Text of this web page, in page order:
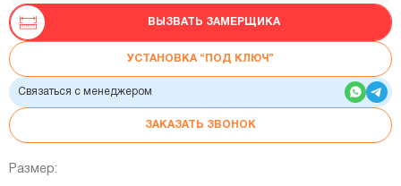
ВЫЗВАТЬ ЗАМЕРЩИКА
УСТАНОВКА “ПОД КЛЮЧ”
Связаться с менеджером
ЗАКАЗАТЬ ЗВОНОК
Размер: